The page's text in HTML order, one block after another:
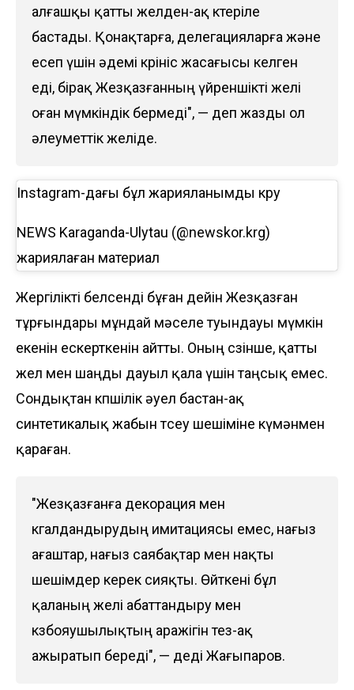
алғашқы қатты желден-ақ көтеріле
бастады. Қонақтарға, делегацияларға және
есеп үшін әдемі көрініс жасағысы келген
еді, бірақ Жезқазғанның үйреншікті желі
оған мүмкіндік бермеді", — деп жазды ол
әлеуметтік желіде.
Instagram-дағы бұл жарияланымды көру
NEWS Karaganda-Ulytau (@newskor.krg)
жариялаған материал
Жергілікті белсенді бұған дейін Жезқазған
тұрғындары мұндай мәселе туындауы мүмкін
екенін ескерткенін айтты. Оның сөзінше, қатты
жел мен шаңды дауыл қала үшін таңсық емес.
Сондықтан көпшілік әуел бастан-ақ
синтетикалық жабын төсеу шешіміне күмәнмен
қараған.
"Жезқазғанға декорация мен
көгалдандырудың имитациясы емес, нағыз
ағаштар, нағыз саябақтар мен нақты
шешімдер керек сияқты. Өйткені бұл
қаланың желі абаттандыру мен
көзбояушылықтың аражігін тез-ақ
ажыратып береді", — деді Жағыпаров.